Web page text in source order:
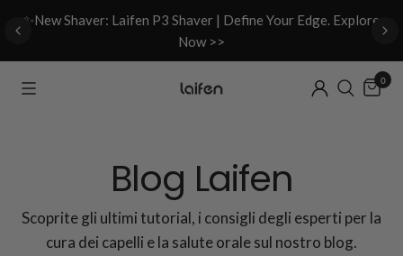
✨New Shaver: Laifen P3 Shaver | Define Your Edge. Explore
Now >>
0
Blog Laifen
Scoprite gli ultimi tutorial, i consigli degli esperti per la
cura dei capelli e la salute orale sul nostro blog.